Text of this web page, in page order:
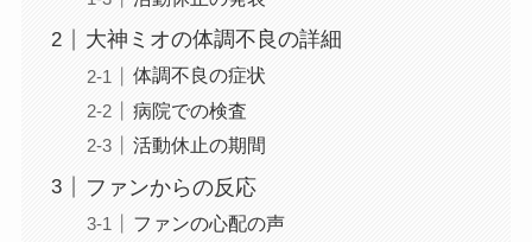
大神ミオの体調不良の詳細
体調不良の症状
病院での検査
活動休止の期間
ファンからの反応
ファンの心配の声